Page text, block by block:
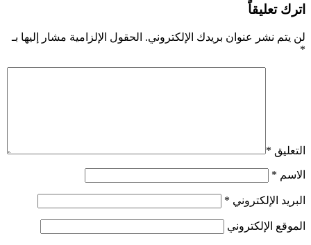
اترك تعليقاً
لن يتم نشر عنوان بريدك الإلكتروني. الحقول الإلزامية مشار إليها بـ
*
التعليق *
الاسم *
البريد الإلكتروني *
الموقع الإلكتروني